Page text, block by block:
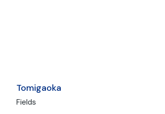
Tomigaoka
Fields